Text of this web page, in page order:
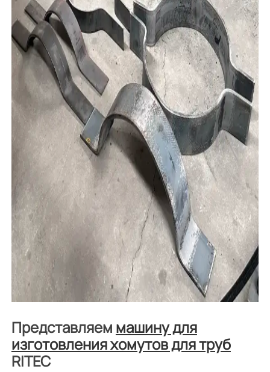
Представляем машину для
изготовления хомутов для труб
RITEC